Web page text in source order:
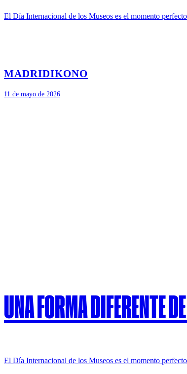
El Día Internacional de los Museos es el momento
MADRIDIKONO
11 de mayo de 2026
UNA FORMA DIFERENTE
El Día Internacional de los Museos es el momento